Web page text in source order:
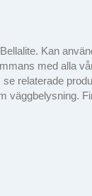
Kan
med alla
relaterade
väggbelysning.